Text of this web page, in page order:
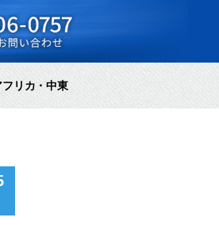
フリカ・中東